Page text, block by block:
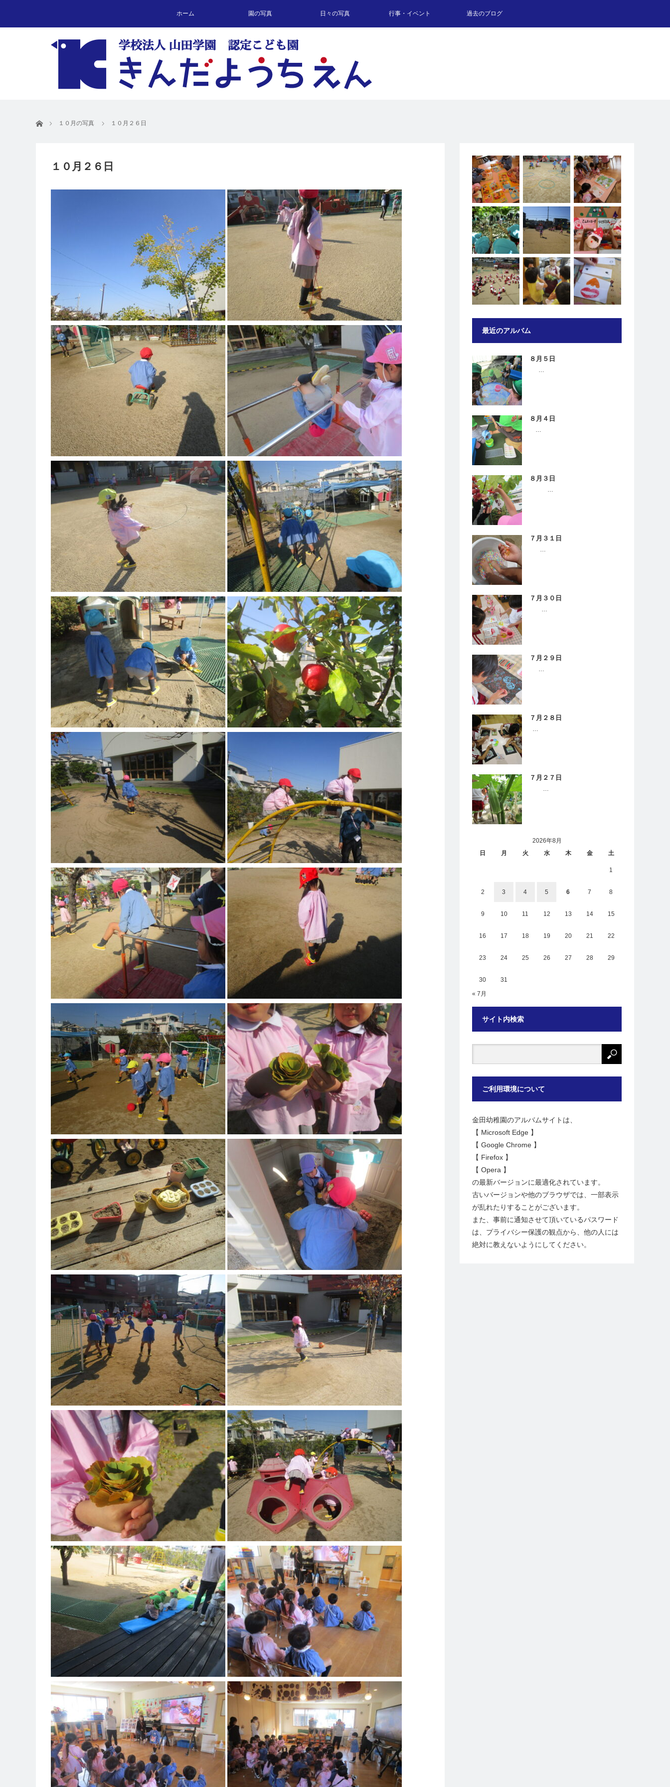
ホーム 園の写真 日々の写真 行事・イベント 過去のブログ
ホーム １０月の写真 １０月２６日
１０月２６日
最近のアルバム
８月５日
…
８月４日
…
８月３日
…
７月３１日
…
７月３０日
…
７月２９日
…
７月２８日
…
７月２７日
…
2026年8月
日
月 火 水 木 金 土
1
2 3 4 5 6 7 8
9 10 11 12 13 14 15
16 17 18 19 20 21 22
23 24 25 26 27 28 29
30
31
« 7月
サイト内検索
ご利用環境について
金田幼稚園のアルバムサイトは、
【 Microsoft Edge 】
【 Google Chrome 】
【 Firefox 】
【 Opera 】
の最新バージョンに最適化されています。
古いバージョンや他のブラウザでは、一部表示
が乱れたりすることがございます。
また、事前に通知させて頂いているパスワード
は、プライバシー保護の観点から、他の人には
絶対に教えないようにしてください。